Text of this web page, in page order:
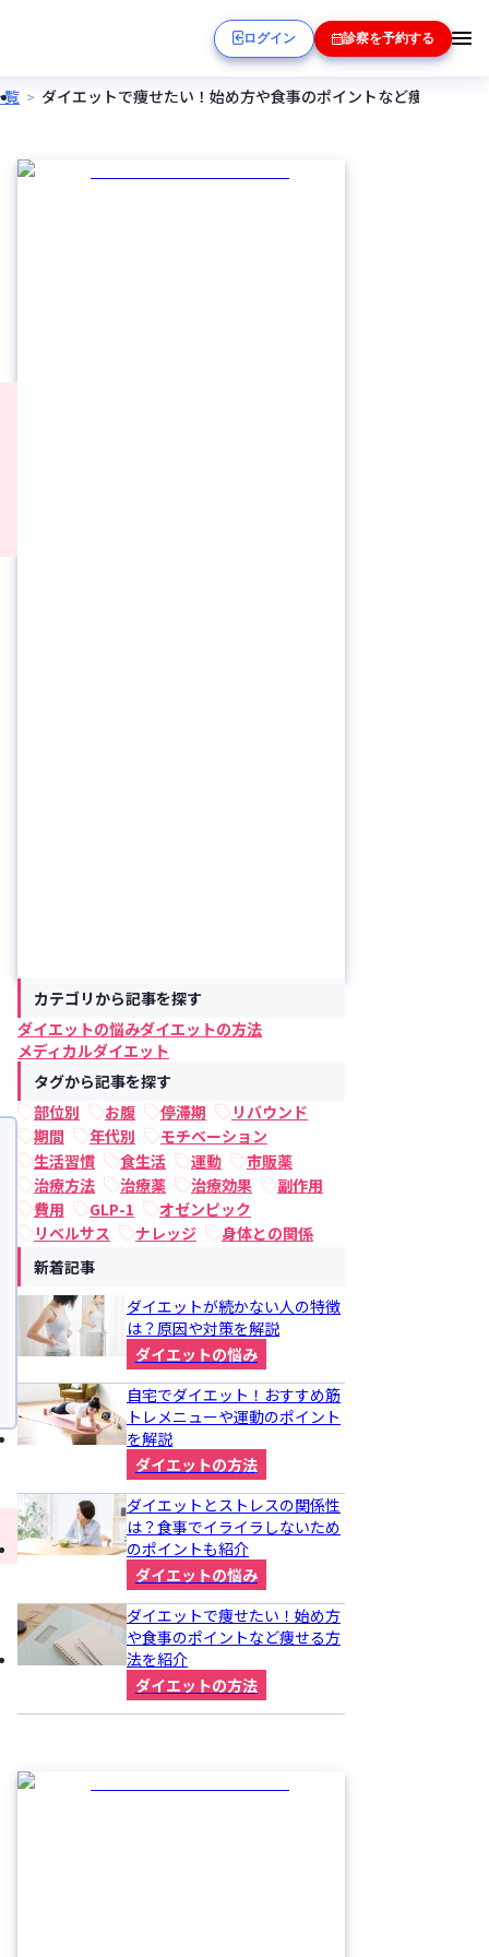
ログイン 診察を予約する
覧 ダイエットで痩せたい！始め方や食事のポイントなど痩せる方
カテゴリから記事を探す
ダイエットの悩みダイエットの方法
メディカルダイエット
タグから記事を探す
部位別
お腹 停滞期
リバウンド
期間
年代別
モチベーション
生活習慣
食生活 運動
市販薬
治療方法
治療薬 治療効果
副作用
費用
GLP-1
オゼンピック
リベルサス
ナレッジ
身体との関係
新着記事
ダイエットが続かない人の特徴
は？原因や対策を解説
ダイエットの悩み
自宅でダイエット！おすすめ筋
トレメニューや運動のポイント
を解説
ダイエットの方法
ダイエットとストレスの関係性
は？食事でイライラしないため
のポイントも紹介
ダイエットの悩み
ダイエットで痩せたい！始め方
や食事のポイントなど痩せる方
法を紹介
ダイエットの方法